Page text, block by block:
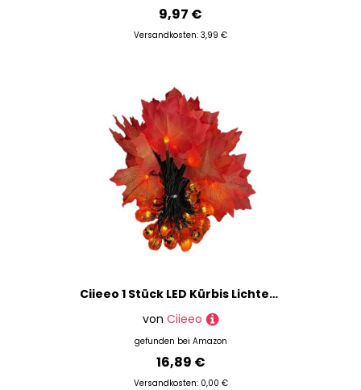
9,97 €
Versandkosten: 3,99 €
Ciieeo 1 Stück LED Kürbis Lichterkette mit Ahornblättern Wasserdichte Solar Gartenbeleuchtung für Halloween mit Lichtern für Außenbereich und Festliche Dekoration
von Ciieeo
gefunden bei Amazon
16,89 €
Versandkosten: 0,00 €